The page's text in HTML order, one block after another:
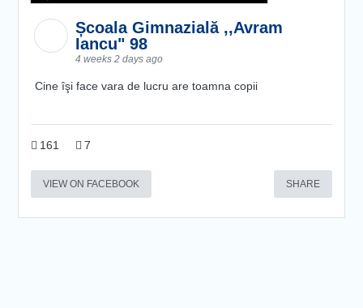
Școala Gimnazială ,,Avram
Iancu" 98
4 weeks 2 days ago
Cine îşi face vara de lucru are toamna copii
161 7
VIEW ON FACEBOOK SHARE